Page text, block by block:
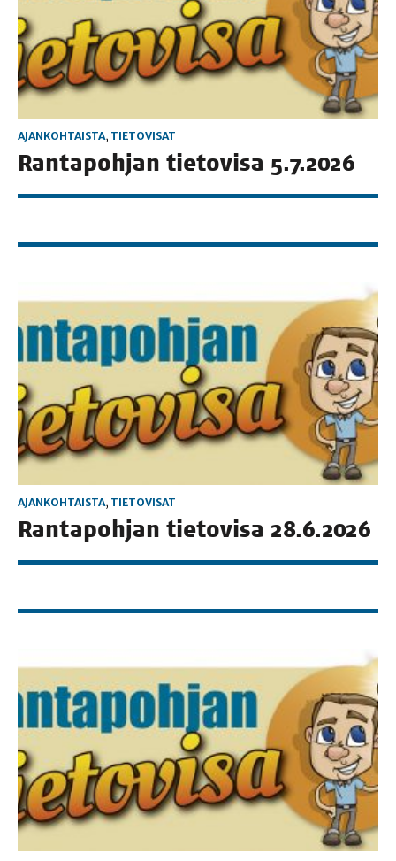
AJANKOHTAISTA, TIETOVISAT
Ran­ta­poh­jan tie­to­vi­sa 5.7.2026
AJANKOHTAISTA, TIETOVISAT
Ran­ta­poh­jan tie­to­vi­sa 28.6.2026